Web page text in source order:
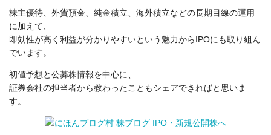
株主優待、外貨預金、純金積立、海外積立などの長期目線の運用
に加えて、
即効性が高く利益が分かりやすいという魅力からIPOにも取り組ん
でいます。
初値予想と公募株情報を中心に、
証券会社の担当者から教わったこともシェアできればと思いま
す。